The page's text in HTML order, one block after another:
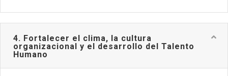
4. Fortalecer el clima, la cultura
organizacional y el desarrollo del Talento
Humano